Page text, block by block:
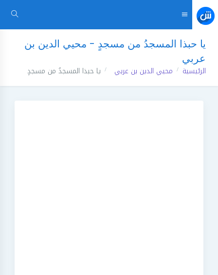
يا حبذا المسجدُ من مسجدٍ - محيي الدين بن
عربي
الرئيسية محيي الدين بن عربي يا حبذا المسجدُ من مسجدٍ